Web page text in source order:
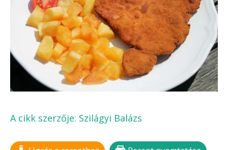
Kilépés
tartalomba
FELIRATKOZOM!